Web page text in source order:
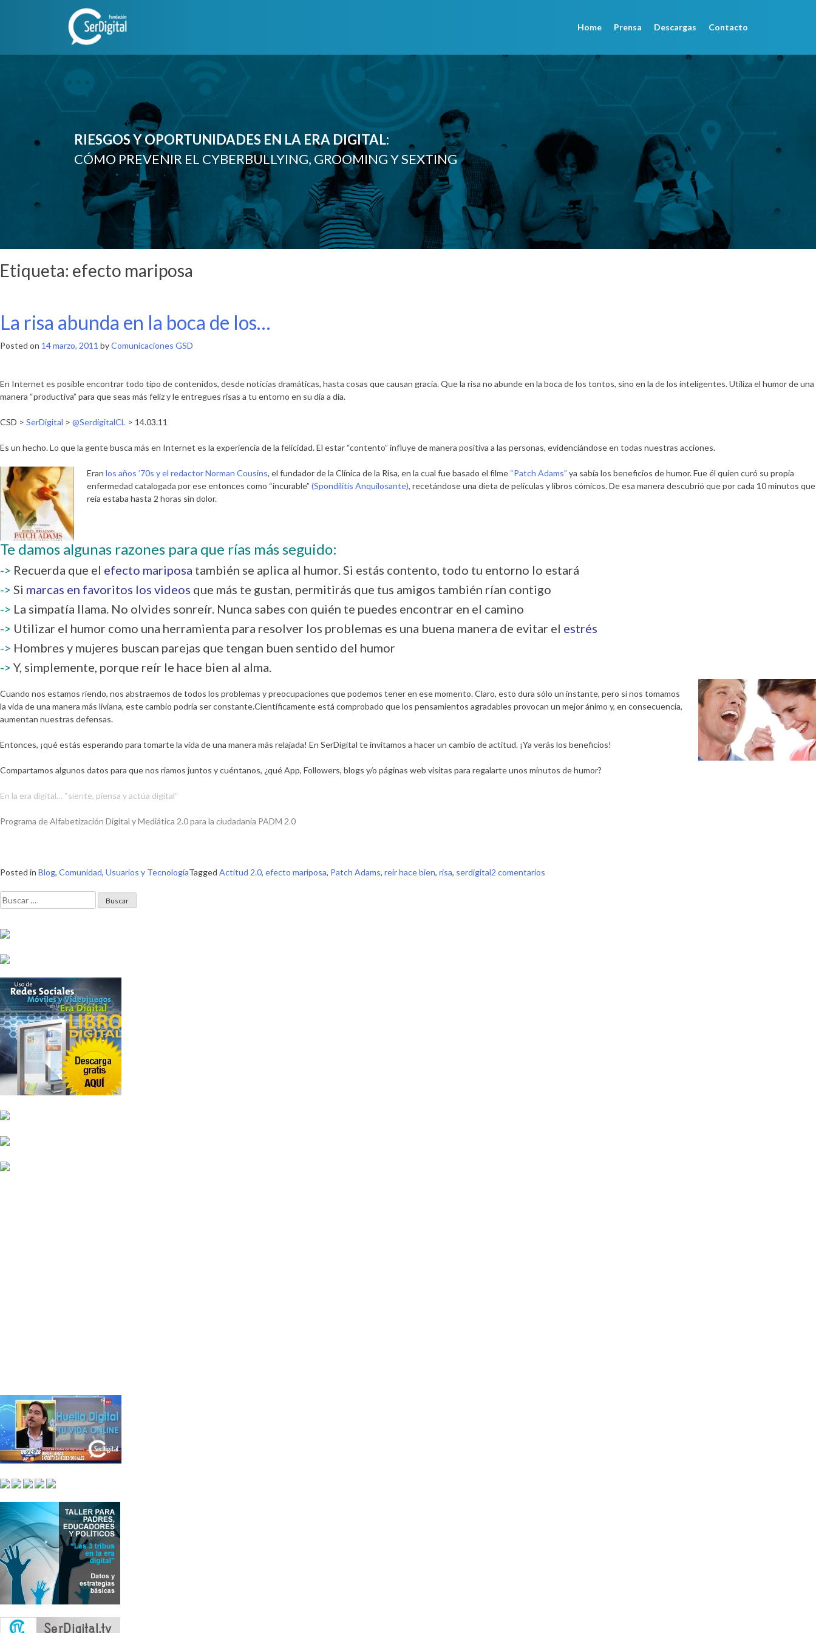
Home Prensa Descargas Contacto
RIESGOS Y OPORTUNIDADES EN LA ERA DIGITAL:
CÓMO PREVENIR EL CYBERBULLYING, GROOMING Y SEXTING
Etiqueta: efecto mariposa
La risa abunda en la boca de los…
Posted on 14 marzo, 2011 byComunicaciones GSD
En Internet es posible encontrar todo tipo de contenidos, desde noticias dramáticas, hasta cosas que causan gracia. Que la risa no abunde en la boca de los tontos, sino en la de los inteligentes. Utiliza el humor de una
manera “productiva” para que seas más feliz y le entregues risas a tu entorno en su día a día.
CSD > SerDigital > @SerdigitalCL > 14.03.11
Es un hecho. Lo que la gente busca más en Internet es la experiencia de la felicidad. El estar “contento” influye de manera positiva a las personas, evidenciándose en todas nuestras acciones.
Eran los años ’70s y el redactor Norman Cousins, el fundador de la Clínica de la Risa, en la cual fue basado el filme “Patch Adams” ya sabía los beneficios de humor. Fue él quien curó su propia
enfermedad catalogada por ese entonces como “incurable” (Spondilitis Anquilosante), recetándose una dieta de películas y libros cómicos. De esa manera descubrió que por cada 10 minutos que
reía estaba hasta 2 horas sin dolor.
Te damos algunas razones para que rías más seguido:
-> Recuerda que el efecto mariposa también se aplica al humor. Si estás contento, todo tu entorno lo estará
-> Si marcas en favoritos los videos que más te gustan, permitirás que tus amigos también rían contigo
-> La simpatía llama. No olvides sonreír. Nunca sabes con quién te puedes encontrar en el camino
-> Utilizar el humor como una herramienta para resolver los problemas es una buena manera de evitar el estrés
-> Hombres y mujeres buscan parejas que tengan buen sentido del humor
-> Y, simplemente, porque reír le hace bien al alma.
Cuando nos estamos riendo, nos abstraemos de todos los problemas y preocupaciones que podemos tener en ese momento. Claro, esto dura sólo un instante, pero si nos tomamos
la vida de una manera más liviana, este cambio podría ser constante.Científicamente está comprobado que los pensamientos agradables provocan un mejor ánimo y, en consecuencia,
aumentan nuestras defensas.
Entonces, ¡qué estás esperando para tomarte la vida de una manera más relajada! En SerDigital te invitamos a hacer un cambio de actitud. ¡Ya verás los beneficios!
Compartamos algunos datos para que nos riamos juntos y cuéntanos, ¿qué App, Followers, blogs y/o páginas web visitas para regalarte unos minutos de humor?
En la era digital… “siente, piensa y actúa digital”
Programa de Alfabetización Digital y Mediática 2.0 para la ciudadanía PADM 2.0
Posted in Blog, Comunidad, Usuarios y TecnologíaTagged Actitud 2.0, efecto mariposa, Patch Adams, reír hace bien, risa, serdigital2 comentarios
Buscar: